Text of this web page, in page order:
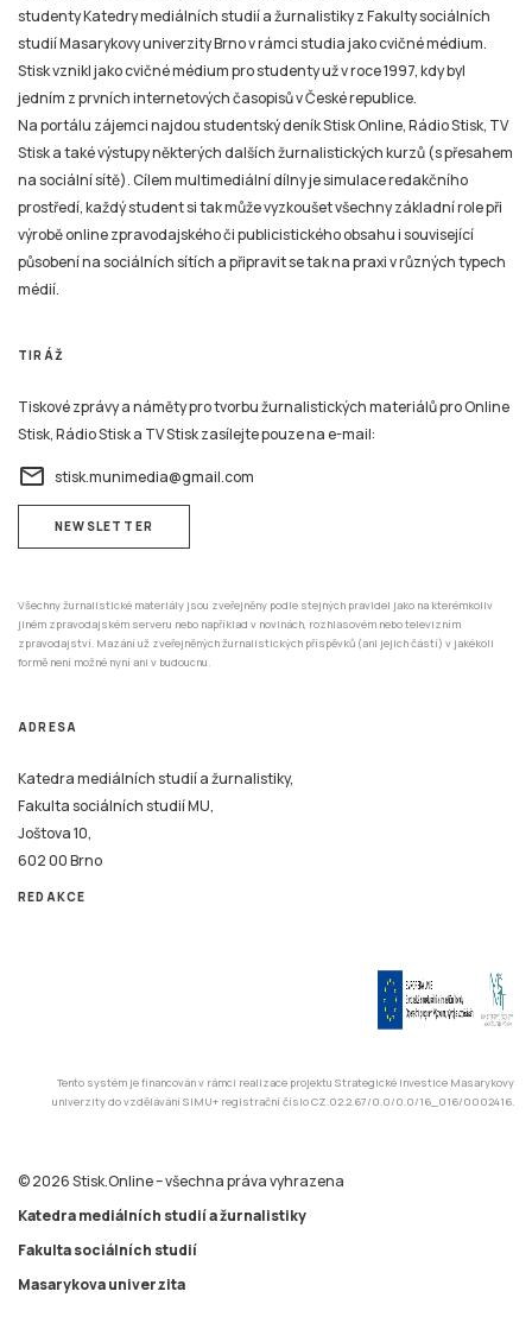
studenty Katedry mediálních studií a žurnalistiky z Fakulty sociálních
studií Masarykovy univerzity Brno v rámci studia jako cvičné médium.
Stisk vznikl jako cvičné médium pro studenty už v roce 1997, kdy byl
jedním z prvních internetových časopisů v České republice.
Na portálu zájemci najdou studentský deník Stisk Online, Rádio Stisk, TV
Stisk a také výstupy některých dalších žurnalistických kurzů (s přesahem
na sociální sítě). Cílem multimediální dílny je simulace redakčního
prostředí, každý student si tak může vyzkoušet všechny základní role při
výrobě online zpravodajského či publicistického obsahu i související
působení na sociálních sítích a připravit se tak na praxi v různých typech
médií.
TIRÁŽ
Tiskové zprávy a náměty pro tvorbu žurnalistických materiálů pro Online
Stisk, Rádio Stisk a TV Stisk zasílejte pouze na e-mail:
email stisk.munimedia@gmail.com
NEWSLETTER
Všechny žurnalistické materiály jsou zveřejněny podle stejných pravidel jako na kterémkoliv
jiném zpravodajském serveru nebo například v novinách, rozhlasovém nebo televizním
zpravodajství. Mazání už zveřejněných žurnalistických příspěvků (ani jejich částí) v jakékoli
formě není možné nyní ani v budoucnu.
ADRESA
Katedra mediálních studií a žurnalistiky,
Fakulta sociálních studií MU,
Joštova 10,
602 00 Brno
REDAKCE
Tento systém je financován v rámci realizace projektu Strategické investice Masarykovy
univerzity do vzdělávání SIMU+ registrační číslo CZ.02.2.67/0.0/0.0/16_016/0002416.
© 2026 Stisk.Online – všechna práva vyhrazena
Katedra mediálních studií a žurnalistiky
Fakulta sociálních studií
Masarykova univerzita